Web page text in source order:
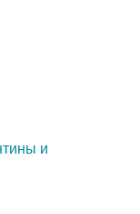
и